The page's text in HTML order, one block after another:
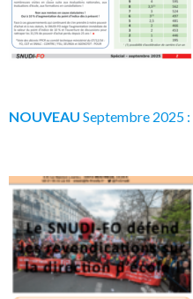
NOUVEAU Septembre 2025 :